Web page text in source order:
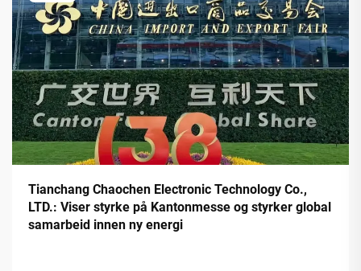
Tianchang Chaochen Electronic Technology Co.,
LTD.: Viser styrke på Kantonmesse og styrker global
samarbeid innen ny energi